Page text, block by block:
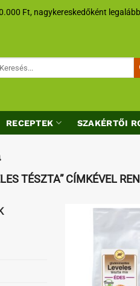
Ft, nagykereskedőként
RECEPTEK SZAKÉRTŐI
TÉSZTA” CÍMKÉVEL